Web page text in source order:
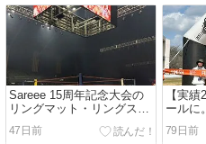
Sareee 15周年記念大会の
リングマット・リングスカ
ート・コーナーポスト制作
実績｜プロレス・女子プロ
47日前
【実
ールに
峰のゴ
ません
79日前